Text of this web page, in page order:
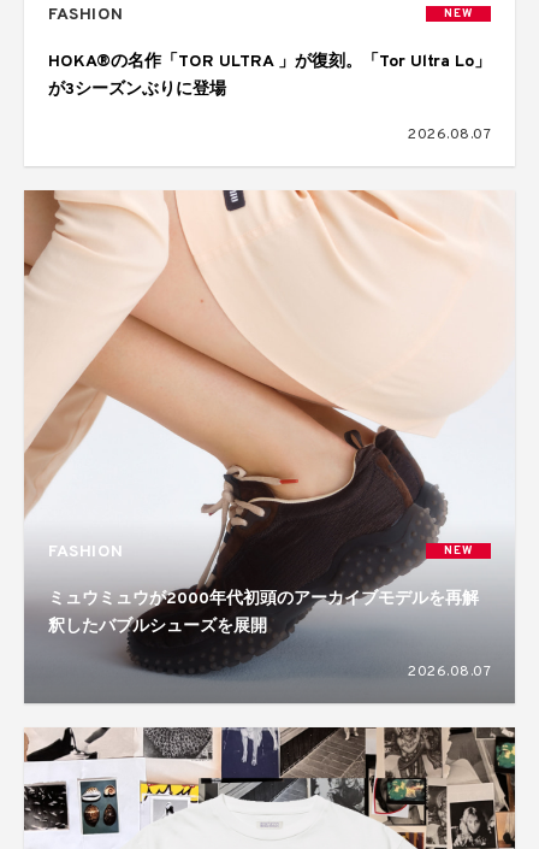
FASHION NEW
HOKA®の名作「TOR ULTRA 」が復刻。「Tor Ultra Lo」
が3シーズンぶりに登場
2026.08.07
FASHION NEW
ミュウミュウが2000年代初頭のアーカイブモデルを再解
釈したバブルシューズを展開
2026.08.07